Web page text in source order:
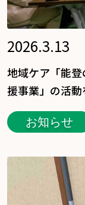
2026.3.13
地域ケア「能
援事業」の活
お知らせ